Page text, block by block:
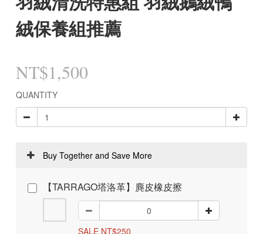
絨保養組推薦
NT$1,500
QUANTITY
Buy Together and Save More
【TARRAGO塔洛革】麂皮橡皮擦
SALE NT$250